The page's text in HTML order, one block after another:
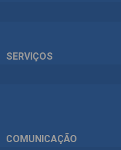
SERVIÇOS
COMUNICAÇÃO